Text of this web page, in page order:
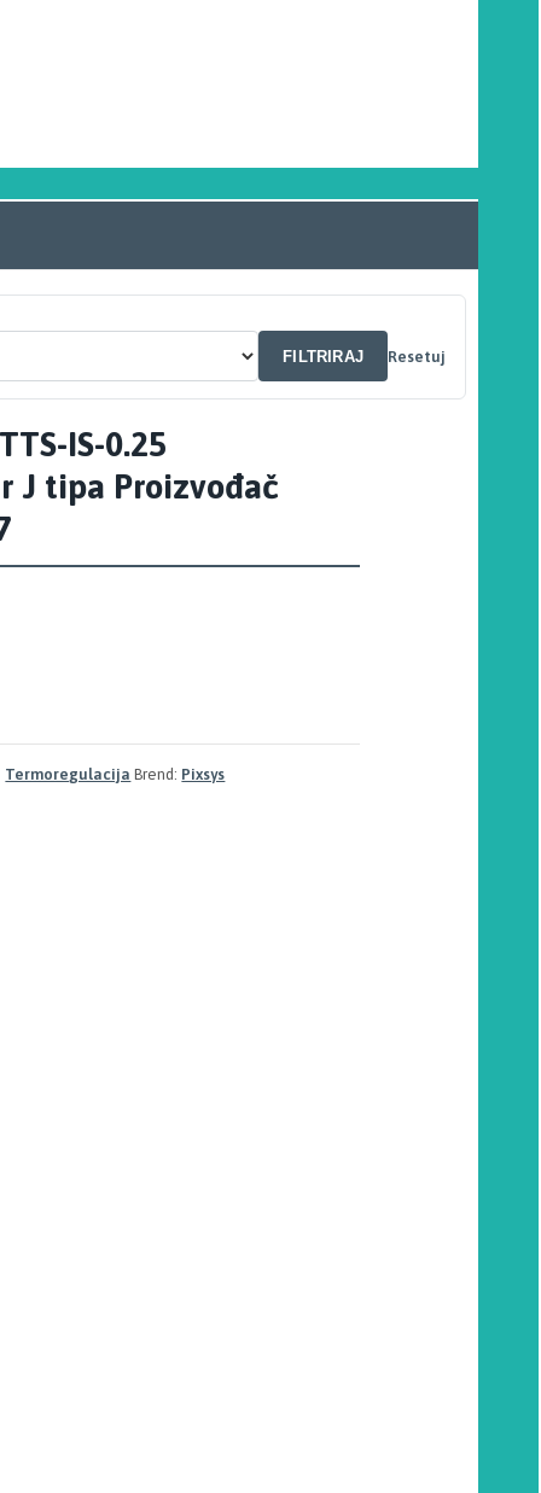
FILTRIRAJ Resetuj
IS-0.25
J tipa Proizvođač
Termoregulacija Brend: Pixsys